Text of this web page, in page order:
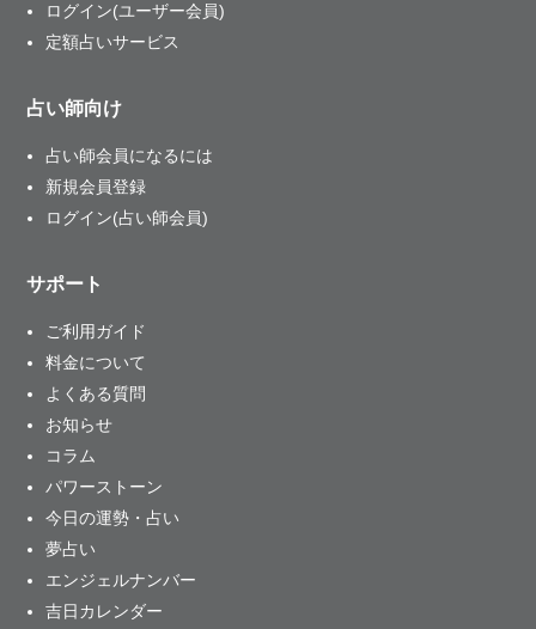
ログイン(ユーザー会員)
定額占いサービス
占い師向け
占い師会員になるには
新規会員登録
ログイン(占い師会員)
サポート
ご利用ガイド
料金について
よくある質問
お知らせ
コラム
パワーストーン
今日の運勢・占い
夢占い
エンジェルナンバー
吉日カレンダー